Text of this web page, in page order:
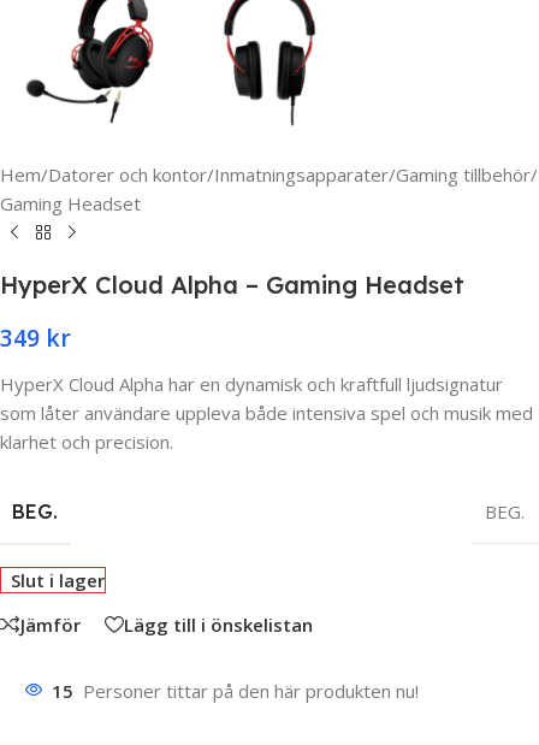
Hem/Datorer och kontor/Inmatningsapparater/Gaming tillbehör/
Gaming Headset
HyperX Cloud Alpha – Gaming Headset
349 kr
HyperX Cloud Alpha har en dynamisk och kraftfull ljudsignatur
som låter användare uppleva både intensiva spel och musik med
klarhet och precision.
BEG. BEG.
Slut i lager
Jämför
Lägg till i önskelistan
15 Personer tittar på den här produkten nu!